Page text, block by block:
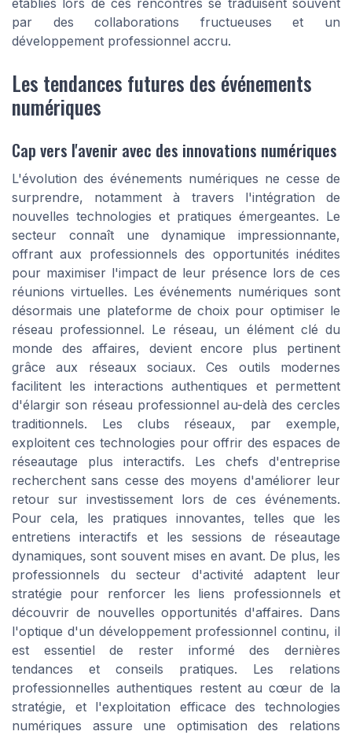
établies lors de ces rencontres se traduisent souvent
par des collaborations fructueuses et un
développement professionnel accru.
Les tendances futures des événements
numériques
Cap vers l'avenir avec des innovations numériques
L'évolution des événements numériques ne cesse de
surprendre, notamment à travers l'intégration de
nouvelles technologies et pratiques émergeantes. Le
secteur connaît une dynamique impressionnante,
offrant aux professionnels des opportunités inédites
pour maximiser l'impact de leur présence lors de ces
réunions virtuelles. Les événements numériques sont
désormais une plateforme de choix pour optimiser le
réseau professionnel. Le réseau, un élément clé du
monde des affaires, devient encore plus pertinent
grâce aux réseaux sociaux. Ces outils modernes
facilitent les interactions authentiques et permettent
d'élargir son réseau professionnel au-delà des cercles
traditionnels. Les clubs réseaux, par exemple,
exploitent ces technologies pour offrir des espaces de
réseautage plus interactifs. Les chefs d'entreprise
recherchent sans cesse des moyens d'améliorer leur
retour sur investissement lors de ces événements.
Pour cela, les pratiques innovantes, telles que les
entretiens interactifs et les sessions de réseautage
dynamiques, sont souvent mises en avant. De plus, les
professionnels du secteur d'activité adaptent leur
stratégie pour renforcer les liens professionnels et
découvrir de nouvelles opportunités d'affaires. Dans
l'optique d'un développement professionnel continu, il
est essentiel de rester informé des dernières
tendances et conseils pratiques. Les relations
professionnelles authentiques restent au cœur de la
stratégie, et l'exploitation efficace des technologies
numériques assure une optimisation des relations